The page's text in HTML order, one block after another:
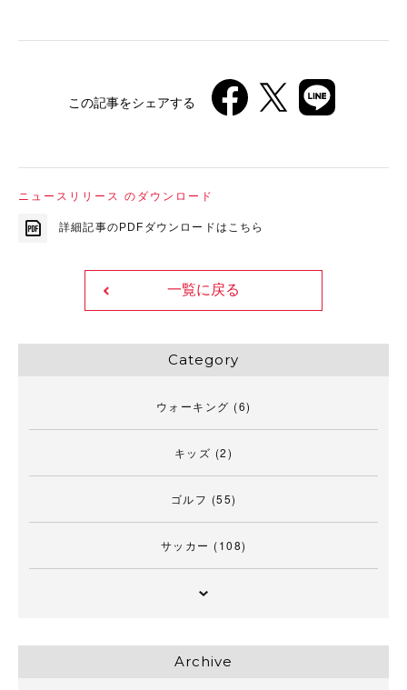
この記事をシェアする
ニュースリリース のダウンロード
詳細記事のPDFダウンロードはこちら
一覧に戻る
Category
ウォーキング (6)
キッズ (2)
ゴルフ (55)
サッカー (108)
Archive